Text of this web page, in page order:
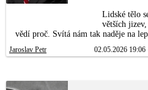
Lidské tělo
větších
vědí proč. Svítá nám tak naděje na
Jaroslav Petr 02.05.2026 19:06